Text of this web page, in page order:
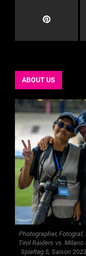
ABOUT US
Photographer,
Tirol Raiders vs. Milano
Spieltag 5, Saison